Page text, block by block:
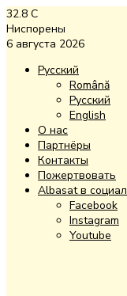
32.8 C
Ниспорены
6 августа 2026
Русский
Română
Русский
English
О нас
Партнёры
Контакты
Пожертвовать
Albasat в
Facebook
Instagram
Youtube